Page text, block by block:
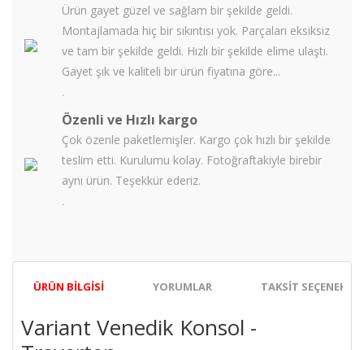
Ürün gayet güzel ve sağlam bir şekilde geldi.
Montajlamada hiç bir sıkıntısı yok. Parçaları eksiksiz
ve tam bir şekilde geldi. Hızlı bir şekilde elime ulaştı.
Gayet şık ve kaliteli bir ürün fiyatına göre...
.
Özenli ve Hızlı kargo
Çok özenle paketlemişler. Kargo çok hızlı bir şekilde
teslim etti. Kurulumu kolay. Fotoğraftakiyle birebir
aynı ürün. Teşekkür ederiz.
.
ÜRÜN BILGISI YORUMLAR TAKSIT
Variant Venedik Konsol -